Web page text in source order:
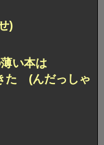
)
い本は
た (んだっしゃ